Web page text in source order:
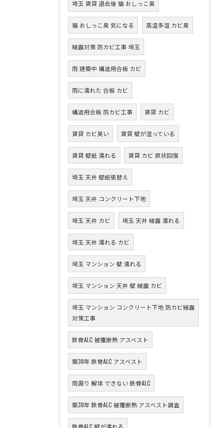
埼玉 賃貸 退去後 猫 おしっこ臭
猫 おしっこ臭 気になる 高温多湿 カビ臭
結露対策 防カビ工事 埼玉
雨 建築中 構造用合板 カビ
雨に濡れた 合板 カビ
構造用合板 防カビ工事 賃貸 カビ
賃貸 カビ臭い 賃貸 壁が湿っている
賃貸 壁紙 濡れる 賃貸 カビ 原状回復
埼玉 天井 壁紙張替え
埼玉 天井 コンクリート下地
埼玉 天井 カビ 埼玉 天井 結露 濡れる
埼玉 天井 濡れる カビ
埼玉 マンション 壁 濡れる
埼玉 マンション 天井 壁 結露 カビ
埼玉 マンション コンクリート下地 防カビ結露
対策工事
鉄骨ALC 被覆断熱 アスベスト
築30年 鉄骨ALC アスベスト
雨漏り 解体 できない 鉄骨ALC
築30年 鉄骨ALC 被覆断熱 アスベスト調査